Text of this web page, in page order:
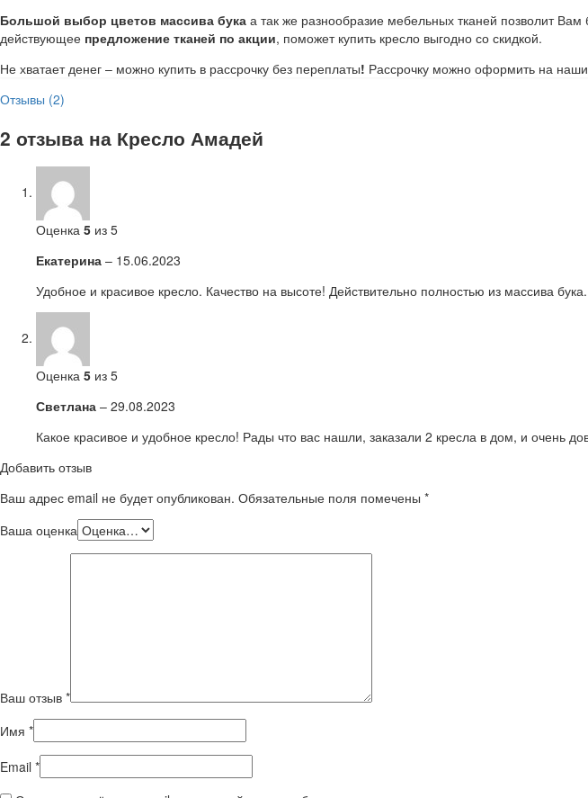
Большой выбор цветов массива бука а так же разнообразие мебельных тканей позволит
действующее предложение тканей по акции, поможет купить кресло выгодно со скидкой.
Не хватает денег – можно купить в рассрочку без переплаты! Рассрочку можно оформить на
Отзывы (2)
2 отзыва на Кресло Амадей
Оценка 5 из 5
Екатерина – 15.06.2023
Удобное и красивое кресло. Качество на высоте! Действительно полностью из массива
Оценка 5 из 5
Светлана – 29.08.2023
Какое красивое и удобное кресло! Рады что вас нашли, заказали 2 кресла в дом, и очень
Добавить отзыв
Ваш адрес email не будет опубликован. Обязательные поля помечены *
Ваша оценка
Ваш отзыв *
Имя *
Email *